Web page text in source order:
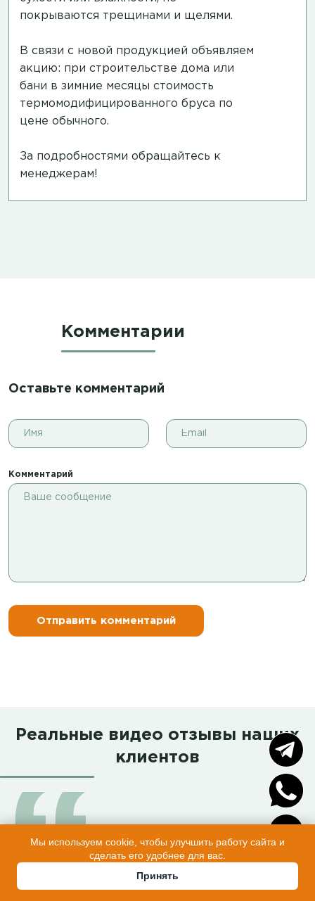
покрываются трещинами и щелями.
В связи с новой продукцией объявляем
акцию: при строительстве дома или
бани в зимние месяцы стоимость
термомодифицированного бруса по
цене обычного.
За подробностями обращайтесь к
менеджерам!
Комментарии
Оставьте комментарий
Комментарий
Реальные видео отзывы наших
клиентов
Мы используем cookie, чтобы улучшить работу сайта и
сделать его удобнее для вас.
Принять